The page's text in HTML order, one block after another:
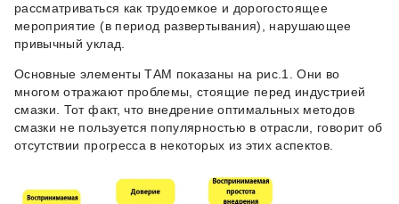
рассматриваться как трудоемкое и дорогостоящее
мероприятие (в период развертывания), нарушающее
привычный уклад.
Основные элементы ТАМ показаны на рис.1. Они во
многом отражают проблемы, стоящие перед индустрией
смазки. Тот факт, что внедрение оптимальных методов
смазки не пользуется популярностью в отрасли, говорит об
отсутствии прогресса в некоторых из этих аспектов.